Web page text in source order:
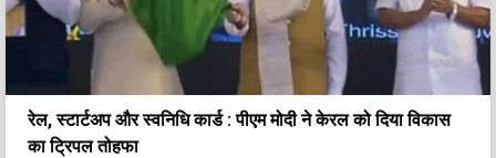
रेल, स्टार्टअप और स्वनिधि कार्ड : पीएम मोदी ने केरल को दिया विकास
का ट्रिपल तोहफा